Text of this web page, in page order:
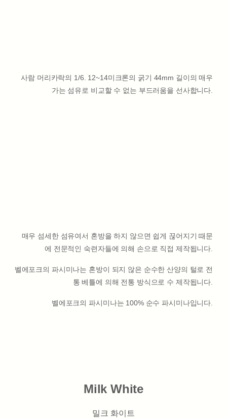
사람 머리카락의 1/6. 12~14미크론의 굵기 44mm 길이의 매우
가는 섬유로 비교할 수 없는 부드러움을 선사합니다.
매우 섬세한 섬유여서 혼방을 하지 않으면 쉽게 끊어지기 때문
에 전문적인 숙련자들에 의해 손으로 직접 제작됩니다.
벨에포크의 파시미나는 혼방이 되지 않은 순수한 산양의 털로 전
통 베틀에 의해 전통 방식으로 수 제작됩니다.
벨에포크의 파시미나는 100% 순수 파시미나입니다.
Milk White
밀크 화이트